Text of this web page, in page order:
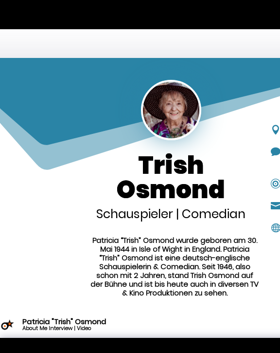
Trish
Osmond
Schauspieler | Comedian
Patricia “Trish” Osmond wurde geboren am 30.
Mai 1944 in Isle of Wight in England. Patricia
“Trish” Osmond ist eine deutsch-englische
Schauspielerin & Comedian. Seit 1946, also
schon mit 2 Jahren, stand Trish Osmond auf
der Bühne und ist bis heute auch in diversen TV
& Kino Produktionen zu sehen.
Patricia "Trish" Osmond
About Me Interview | Video